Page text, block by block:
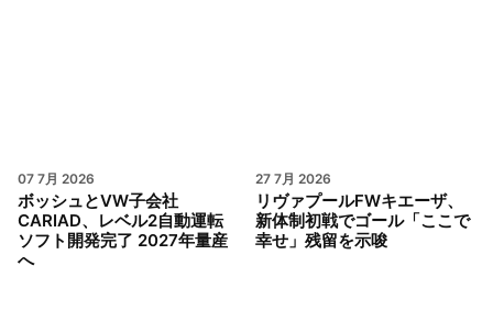
07 7月 2026
ボッシュとVW子会社
CARIAD、レベル2自動運転
ソフト開発完了 2027年量産
へ
27 7月 2026
リヴァプールFWキエーザ、
新体制初戦でゴール「ここで
幸せ」残留を示唆